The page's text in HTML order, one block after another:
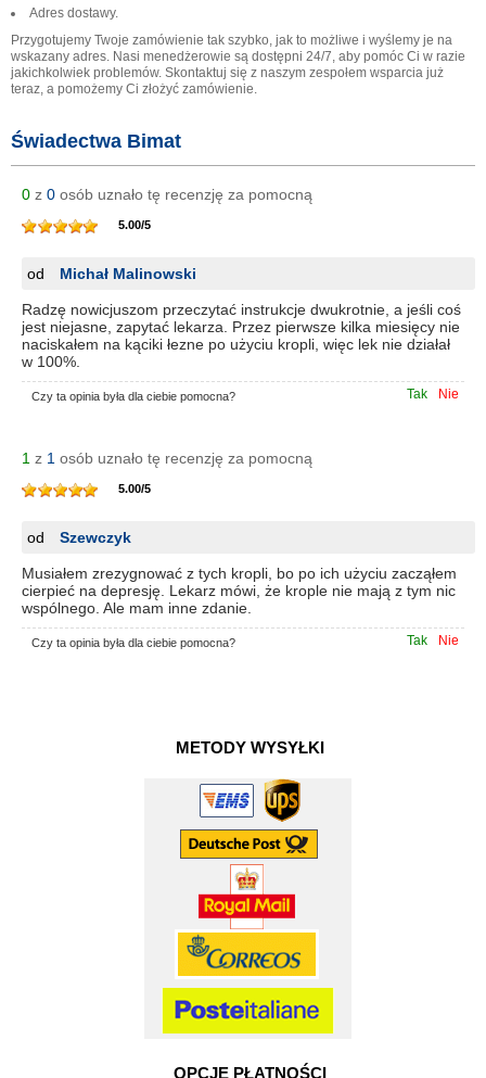
Adres dostawy.
Przygotujemy Twoje zamówienie tak szybko, jak to możliwe i wyślemy je na
wskazany adres. Nasi menedżerowie są dostępni 24/7, aby pomóc Ci w razie
jakichkolwiek problemów. Skontaktuj się z naszym zespołem wsparcia już
teraz, a pomożemy Ci złożyć zamówienie.
Świadectwa Bimat
0 z 0 osób uznało tę recenzję za pomocną
5.00/5
od Michał Malinowski
Radzę nowicjuszom przeczytać instrukcje dwukrotnie, a jeśli coś
jest niejasne, zapytać lekarza. Przez pierwsze kilka miesięcy nie
naciskałem na kąciki łezne po użyciu kropli, więc lek nie działał
w 100%.
Nie
Tak
Czy ta opinia była dla ciebie pomocna?
1 z 1 osób uznało tę recenzję za pomocną
5.00/5
od Szewczyk
Musiałem zrezygnować z tych kropli, bo po ich użyciu zacząłem
cierpieć na depresję. Lekarz mówi, że krople nie mają z tym nic
wspólnego. Ale mam inne zdanie.
Nie
Tak
Czy ta opinia była dla ciebie pomocna?
OPCJE PŁATNOŚCI
METODY WYSYŁKI